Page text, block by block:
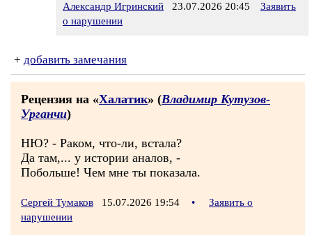
Александр Игринский 23.07.2026 20:45
Заявить
о нарушении
+ добавить замечания
Рецензия на «Халатик» (Владимир Кутузов-
Урганчи)
НЮ? - Раком, что-ли, встала?
Да там,... у истории аналов, -
Побольше! Чем мне ты показала.
Сергей Тумаков 15.07.2026 19:54 •
Заявить о
нарушении